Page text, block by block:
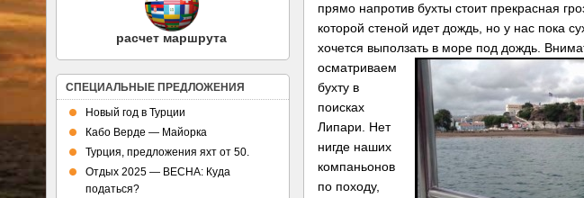
прямо напротив бухты стоит прекрасная
которой стеной идет дождь, но у нас пока
хочется выползать в море под дождь.
осматриваем
бухту в
поисках
Липари. Нет
нигде наших
компаньонов
по походу,
расчет маршрута
СПЕЦИАЛЬНЫЕ ПРЕДЛОЖЕНИЯ
Новый год в Турции
Кабо Верде — Майорка
Турция, предложения яхт от 50.
Отдых 2025 — ВЕСНА: Куда
податься?